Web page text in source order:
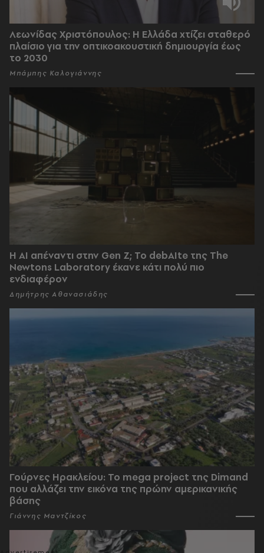
Λεωνίδας Χριστόπουλος: Η Ελλάδα χτίζει σταθερό
πλαίσιο για την οπτικοακουστική δημιουργία έως
το 2030
Μπάμπης Καλογιάννης
Η AI απέναντι στην Gen Z; Το debAIte της The
Newtons Laboratory έκανε κάτι πολύ πιο
ενδιαφέρον
Δημήτρης Αθανασιάδης
Γούρνες Ηρακλείου: To mega project της Dimand
που αλλάζει την εικόνα της πρώην αμερικανικής
βάσης
Γιάννης Μαντζίκος